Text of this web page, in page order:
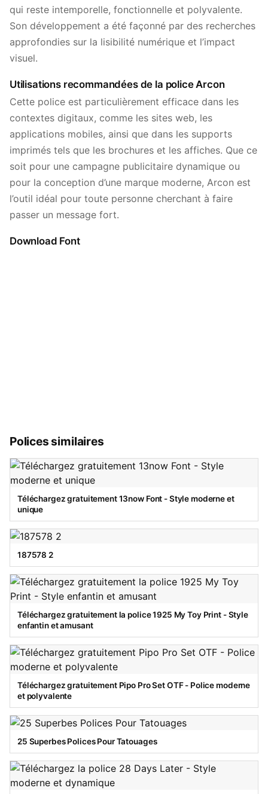
qui reste intemporelle, fonctionnelle et polyvalente.
Son développement a été façonné par des recherches
approfondies sur la lisibilité numérique et l’impact
visuel.
Utilisations recommandées de la police Arcon
Cette police est particulièrement efficace dans les
contextes digitaux, comme les sites web, les
applications mobiles, ainsi que dans les supports
imprimés tels que les brochures et les affiches. Que ce
soit pour une campagne publicitaire dynamique ou
pour la conception d’une marque moderne, Arcon est
l’outil idéal pour toute personne cherchant à faire
passer un message fort.
Download Font
Polices similaires
Téléchargez gratuitement 13now Font - Style moderne et
unique
187578 2
Téléchargez gratuitement la police 1925 My Toy Print - Style
enfantin et amusant
Téléchargez gratuitement Pipo Pro Set OTF - Police moderne
et polyvalente
25 Superbes Polices Pour Tatouages